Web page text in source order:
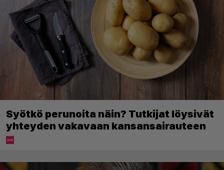
Syötkö perunoita näin? Tutkijat löysivät
yhteyden vakavaan kansansairauteen